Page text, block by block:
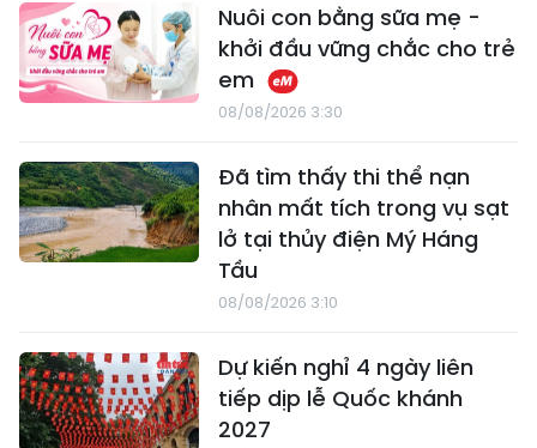
Nuôi con bằng sữa mẹ -
khởi đầu vững chắc cho trẻ
em
08/08/2026 3:30
Đã tìm thấy thi thể nạn
nhân mất tích trong vụ sạt
lở tại thủy điện Mý Háng
Tầu
08/08/2026 3:10
Dự kiến nghỉ 4 ngày liên
tiếp dịp lễ Quốc khánh
2027